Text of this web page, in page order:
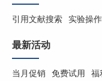
引用文献搜索 实验操
最新活动
当月促销 免费试用 福